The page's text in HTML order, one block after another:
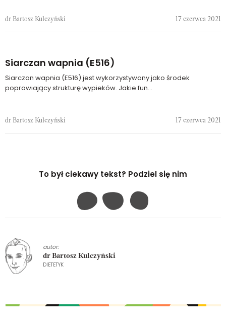
dr Bartosz Kulczyński 17 czerwca 2021
Siarczan wapnia (E516)
Siarczan wapnia (E516) jest wykorzystywany jako środek
poprawiający strukturę wypieków. Jakie fun...
dr Bartosz Kulczyński 17 czerwca 2021
To był ciekawy tekst? Podziel się nim
autor:
dr Bartosz Kulczyński
DIETETYK